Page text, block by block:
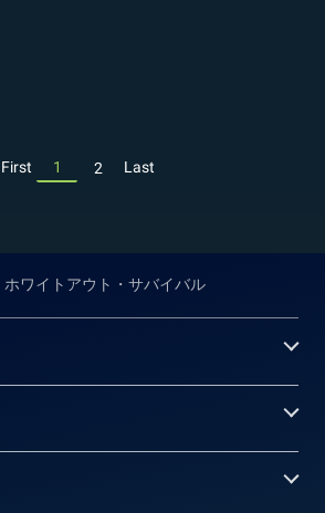
First 1 2 Last
ホワイトアウト・サバイバル